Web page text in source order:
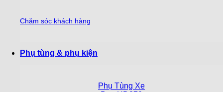
Chăm sóc khách hàng
Phụ tùng & phụ kiện
Phụ Tùng Xe